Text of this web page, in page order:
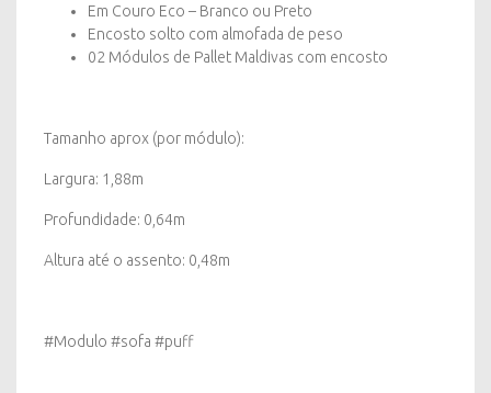
Em Couro Eco – Branco ou Preto
Encosto solto com almofada de peso
02 Módulos de Pallet Maldivas com encosto
Tamanho aprox (por módulo):
Largura: 1,88m
Profundidade: 0,64m
Altura até o assento: 0,48m
#Modulo #sofa #puff